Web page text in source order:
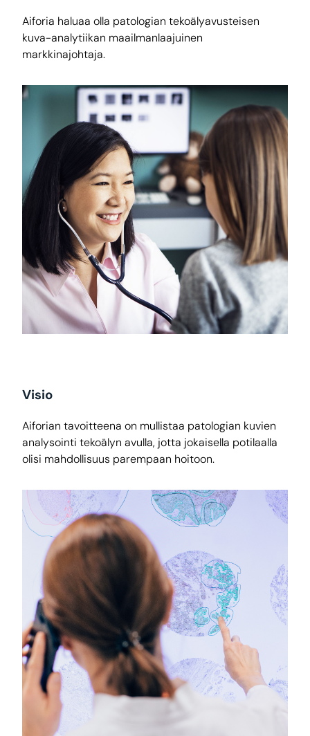
Aiforia haluaa olla patologian tekoälyavusteisen
kuva-analytiikan maailmanlaajuinen
markkinajohtaja.
Visio
Aiforian tavoitteena on mullistaa patologian kuvien
analysointi tekoälyn avulla, jotta jokaisella potilaalla
olisi mahdollisuus parempaan hoitoon.